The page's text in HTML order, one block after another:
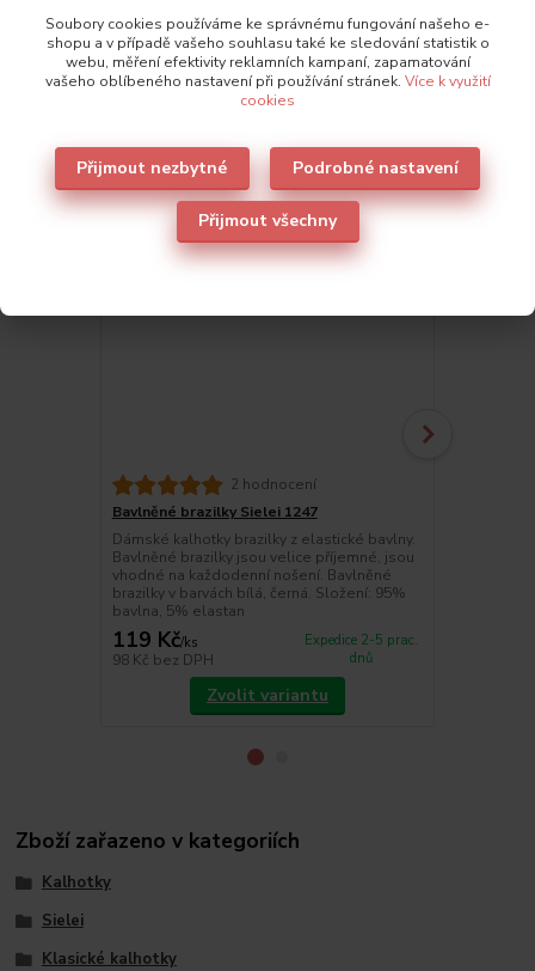
Také doporučujeme 2
2 hodnocení
Bavlněné brazilky Sielei 1247
Dámské kalhotky brazilky z elastické bavlny.
Bavlněné brazilky jsou velice příjemné, jsou
vhodné na každodenní nošení. Bavlněné
brazilky v barvách bílá, černá. Složení: 95%
bavlna, 5% elastan
119 Kč/ks
98 Kč bez DPH
Expedice 2-5 prac.
dnů
Zvolit variantu
Zboží zařazeno v kategoriích
Kalhotky
Sielei
Klasické kalhotky
Soubory cookies používáme ke správnému fungování našeho e-
shopu a v případě vašeho souhlasu také ke sledování statistik o
webu, měření efektivity reklamních kampaní, zapamatování
vašeho oblíbeného nastavení při používání stránek. Více k využití
cookies
Přijmout nezbytné Podrobné nastavení
Přijmout všechny